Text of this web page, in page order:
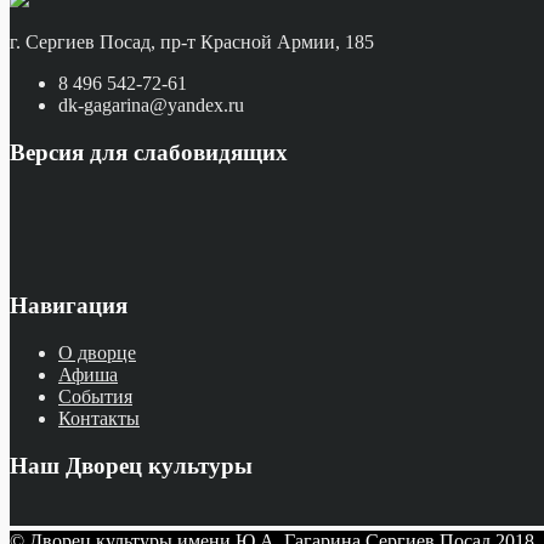
г. Сергиев Посад, пр-т Красной Армии, 185
8 496 542-72-61
dk-gagarina@yandex.ru
Версия для слабовидящих
Навигация
О дворце
Афиша
События
Контакты
Наш Дворец культуры